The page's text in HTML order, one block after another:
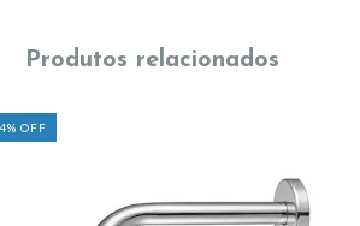
Produtos relacionados
% OFF